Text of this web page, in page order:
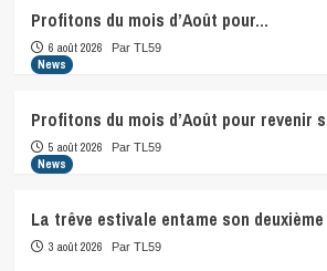
Profitons du mois d’Août pour…
6 août 2026 Par TL59
News
Profitons du mois d’Août pour revenir
5 août 2026 Par TL59
News
La trêve estivale entame son
3 août 2026 Par TL59